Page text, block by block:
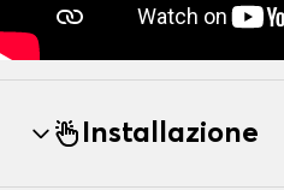
Installazione